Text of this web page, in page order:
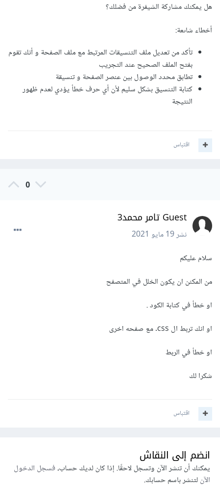
هل يمكنك مشاركة الشيفرة من فضلك؟
أخطاء شاىعة:
تأكد من تعديل ملف التنسيقات المرتبط مع ملف الصفحة و أنك تقوم
بفتح الملف الصحيح عند التجريب
تطابق محدد الوصول بين عنصر الصفحة و تنسيقة
كتابة التنسيق بشكل سليم لأن أي حرف خطأ يؤدي لعدم ظهور
النتيجة
اقتباس
0
Guest تامر محمد3
نشر19 مايو 2021
سلام عليكم
من المكنن ان يكون الخلل في المتصفح
او خطأ في كتابة الكود .
او انك تربط ال css. مع صفحه اخرى
او خطأ في الربط
شكرا لك
اقتباس
انضم إلى النقاش
يمكنك أن تنشر الآن وتسجل لاحقًا. إذا كان لديك حساب،فسجل الدخول
الآنلتنشر باسم حسابك.